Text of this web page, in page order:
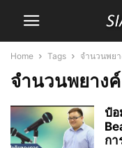
Home Tags จำนวนพย
จำนวนพยางค์
ป๋อ
กา